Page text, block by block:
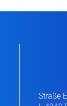
Straße